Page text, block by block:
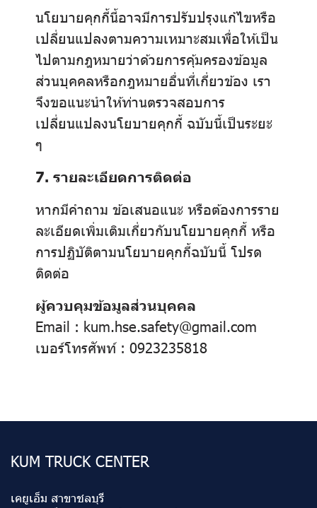
นโยบายคุกกี้นี้อาจมีการปรับปรุงแก้ไขหรือ
เปลี่ยนแปลงตามความเหมาะสมเพื่อให้เป็น
ไปตามกฎหมายว่าด้วยการคุ้มครองข้อมูล
ส่วนบุคคลหรือกฎหมายอื่นที่เกี่ยวข้อง เรา
จึงขอแนะนำให้ท่านตรวจสอบการ
เปลี่ยนแปลงนโยบายคุกกี้ ฉบับนี้เป็นระยะ
ๆ
7. รายละเอียดการติดต่อ
หากมีคำถาม ข้อเสนอแนะ หรือต้องการราย
ละเอียดเพิ่มเติมเกี่ยวกับนโยบายคุกกี้ หรือ
การปฏิบัติตามนโยบายคุกกี้ฉบับนี้ โปรด
ติดต่อ
ผู้ควบคุมข้อมูลส่วนบุคคล
Email : kum.hse.safety@gmail.com
เบอร์โทรศัพท์ : 0923235818
KUM TRUCK CENTER
เคยูเอ็ม สาขาชลบุรี